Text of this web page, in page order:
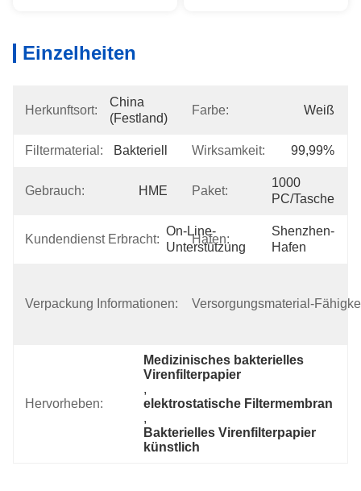
Einzelheiten
Herkunftsort:
China
(Festland)
Farbe: Weiß
Filtermaterial: Bakteriell Wirksamkeit: 99,99%
Gebrauch: HME Paket:
1000
PC/Tasche
Kundendienst Erbracht:
On-Line-
Unterstützung
Hafen:
Shenzhen-
Hafen
Verpackung Informationen:
Kasten Der
Tasche
Versorgungsmaterial-
Hervorheben:
Medizinisches bakterielles
Virenfilterpapier
,
elektrostatische Filtermembran
,
Bakterielles Virenfilterpapier
künstlich